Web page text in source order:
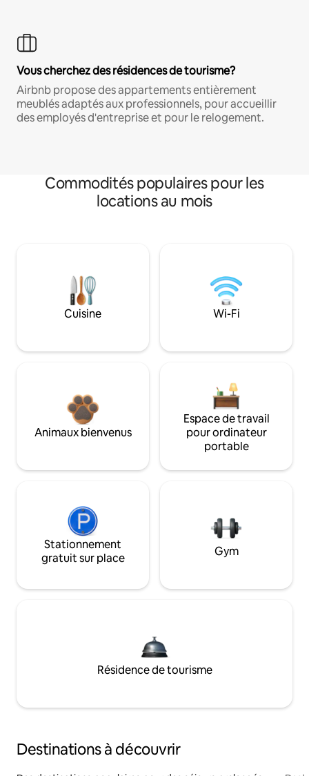
Vous cherchez des résidences de tourisme?
Airbnb propose des appartements entièrement
meublés adaptés aux professionnels, pour accueillir
des employés d'entreprise et pour le relogement.
Commodités populaires pour les
locations au mois
Cuisine Wi-Fi
Animaux bienvenus
Espace de travail
pour ordinateur
portable
Stationnement
gratuit sur place
Gym
Résidence de tourisme
Destinations à découvrir